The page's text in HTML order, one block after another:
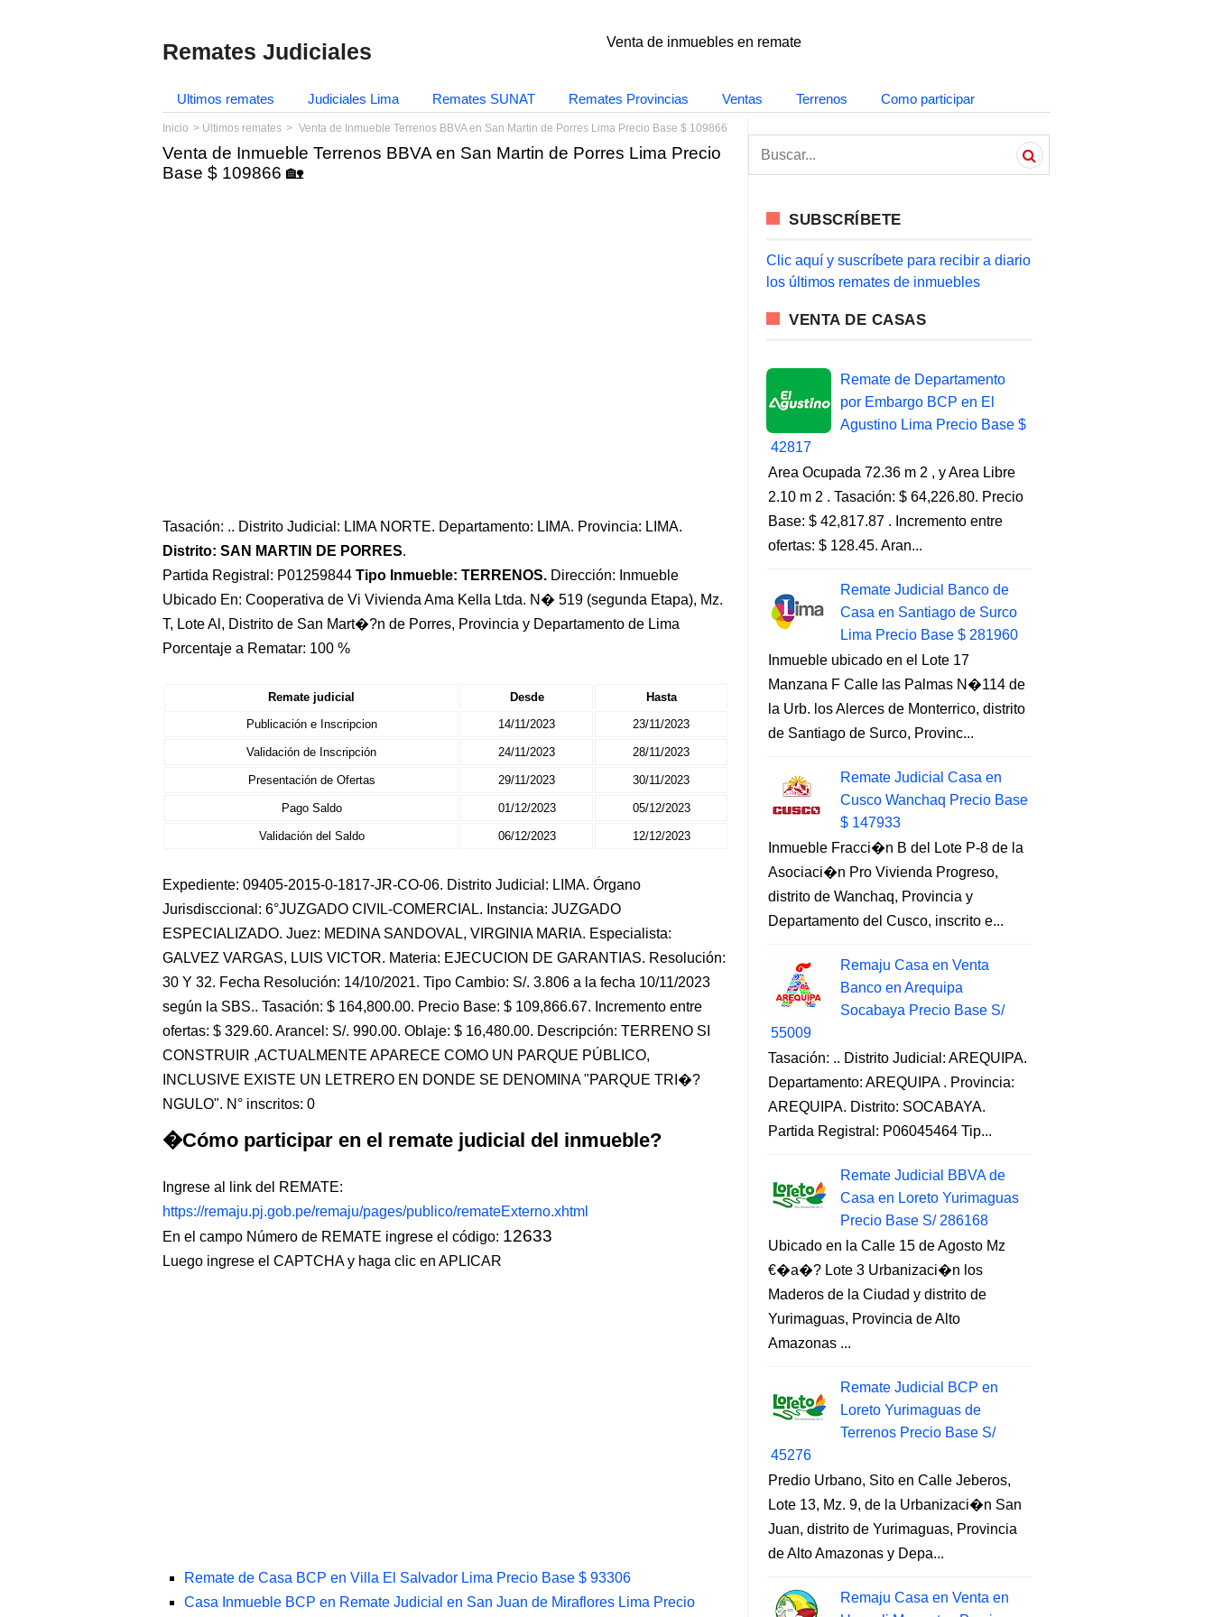
Remates Judiciales Venta de inmuebles en remate
Ultimos remates Judiciales Lima Remates SUNAT Remates Provincias Ventas Terrenos Como participar
Inicio Últimos remates Venta de Inmueble Terrenos BBVA en San Martin de Porres Lima Precio Base $ 109866
Venta de Inmueble Terrenos BBVA en San Martin de Porres Lima Precio
Base $ 109866 🏡
Tasación: .. Distrito Judicial: LIMA NORTE. Departamento: LIMA. Provincia: LIMA.
Distrito: SAN MARTIN DE PORRES.
Partida Registral: P01259844 Tipo Inmueble: TERRENOS. Dirección: Inmueble
Ubicado En: Cooperativa de Vi Vivienda Ama Kella Ltda. N� 519 (segunda Etapa), Mz.
T, Lote Al, Distrito de San Mart�?n de Porres, Provincia y Departamento de Lima
Porcentaje a Rematar: 100 %
Remate judicial Desde
Hasta
Publicación e Inscripcion
14/11/2023 23/11/2023
Validación de Inscripción 24/11/2023 28/11/2023
Presentación de Ofertas 29/11/2023 30/11/2023
Pago Saldo 01/12/2023 05/12/2023
Validación del Saldo 06/12/2023 12/12/2023
Expediente: 09405-2015-0-1817-JR-CO-06. Distrito Judicial: LIMA. Órgano
Jurisdisccional: 6°JUZGADO CIVIL-COMERCIAL. Instancia: JUZGADO
ESPECIALIZADO. Juez: MEDINA SANDOVAL, VIRGINIA MARIA. Especialista:
GALVEZ VARGAS, LUIS VICTOR. Materia: EJECUCION DE GARANTIAS. Resolución:
30 Y 32. Fecha Resolución: 14/10/2021. Tipo Cambio: S/. 3.806 a la fecha 10/11/2023
según la SBS.. Tasación: $ 164,800.00. Precio Base: $ 109,866.67. Incremento entre
ofertas: $ 329.60. Arancel: S/. 990.00. Oblaje: $ 16,480.00. Descripción: TERRENO SI
CONSTRUIR ,ACTUALMENTE APARECE COMO UN PARQUE PÚBLICO,
INCLUSIVE EXISTE UN LETRERO EN DONDE SE DENOMINA "PARQUE TRI�?
NGULO". N° inscritos: 0
�Cómo participar en el remate judicial del inmueble?
Ingrese al link del REMATE:
https://remaju.pj.gob.pe/remaju/pages/publico/remateExterno.xhtml
En el campo Número de REMATE ingrese el código: 12633
Luego ingrese el CAPTCHA y haga clic en APLICAR
Remate de Casa BCP en Villa El Salvador Lima Precio Base $ 93306
Casa Inmueble BCP en Remate Judicial en San Juan de Miraflores Lima Precio
a
SUBSCRÍBETE
Clic aquí y suscríbete para recibir a diario
los últimos remates de inmuebles
VENTA DE CASAS
Remate de Departamento
por Embargo BCP en El
Agustino Lima Precio Base $
42817
Area Ocupada 72.36 m 2 , y Area Libre
2.10 m 2 . Tasación: $ 64,226.80. Precio
Base: $ 42,817.87 . Incremento entre
ofertas: $ 128.45. Aran...
Remate Judicial Banco de
Casa en Santiago de Surco
Lima Precio Base $ 281960
Inmueble ubicado en el Lote 17
Manzana F Calle las Palmas N�114 de
la Urb. los Alerces de Monterrico, distrito
de Santiago de Surco, Provinc...
Remate Judicial Casa en
Cusco Wanchaq Precio Base
$ 147933
Inmueble Fracci�n B del Lote P-8 de la
Asociaci�n Pro Vivienda Progreso,
distrito de Wanchaq, Provincia y
Departamento del Cusco, inscrito e...
Remaju Casa en Venta
Banco en Arequipa
Socabaya Precio Base S/
55009
Tasación: .. Distrito Judicial: AREQUIPA.
Departamento: AREQUIPA . Provincia:
AREQUIPA. Distrito: SOCABAYA.
Partida Registral: P06045464 Tip...
Remate Judicial BBVA de
Casa en Loreto Yurimaguas
Precio Base S/ 286168
Ubicado en la Calle 15 de Agosto Mz
€�a�? Lote 3 Urbanizaci�n los
Maderos de la Ciudad y distrito de
Yurimaguas, Provincia de Alto
Amazonas ...
Remate Judicial BCP en
Loreto Yurimaguas de
Terrenos Precio Base S/
45276
Predio Urbano, Sito en Calle Jeberos,
Lote 13, Mz. 9, de la Urbanizaci�n San
Juan, distrito de Yurimaguas, Provincia
de Alto Amazonas y Depa...
Remaju Casa en Venta en